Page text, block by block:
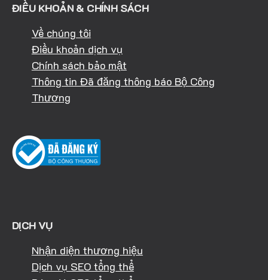
ĐIỀU KHOẢN & CHÍNH SÁCH
Về chúng tôi
Điều khoản dịch vụ
Chính sách bảo mật
Thông tin Đã đăng thông báo Bộ Công
Thương
DỊCH VỤ
Nhận diện thương hiệu
Dịch vụ SEO tổng thể